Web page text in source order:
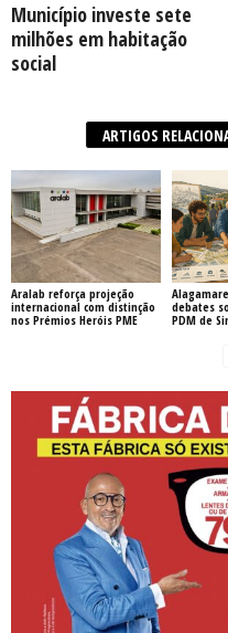
Município investe sete
milhões em habitação
social
ARTIGOS
Aralab reforça projeção
internacional com distinção
nos Prémios Heróis PME
debates
PDM de